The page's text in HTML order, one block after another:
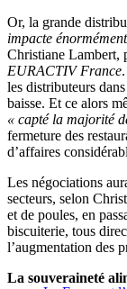
Or, la grande
impacte
Christiane Lambert,
EURACTIV France
les distributeurs
baisse. Et ce alors
« capté la majorité
fermeture des
d’affaires
Les négociations
secteurs, selon
et de poules, en
biscuiterie, tous
l’augmentation des
La souveraineté